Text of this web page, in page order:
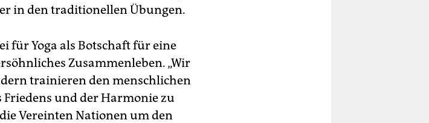
in den traditionellen Übungen.
für Yoga als Botschaft für eine
Zusammenleben. „Wir
trainieren den menschlichen
Friedens und der Harmonie zu
Vereinten Nationen um den